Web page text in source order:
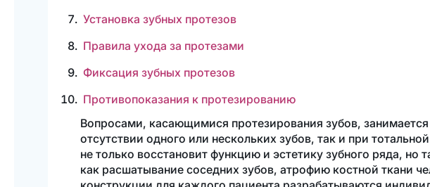
Установка зубных протезов
Правила ухода за протезами
Фиксация зубных протезов
Противопоказания к протезированию
Вопросами, касающимися протезирования зубов,
отсутствии одного или нескольких зубов, так и при
не только восстановит функцию и эстетику зубного ряда,
как расшатывание соседних зубов, атрофию костной ткани